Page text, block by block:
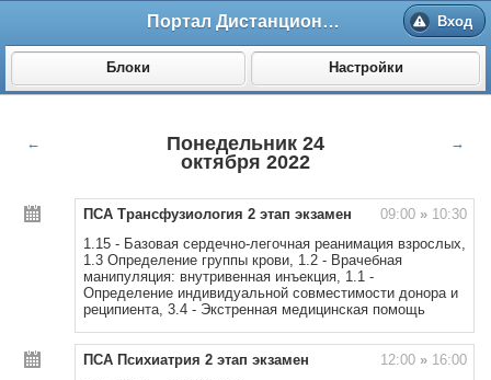
Портал Дистанционного обучения ВолгГМУ Вход
Блоки Настройки
←
Понедельник 24
октября 2022
→
ПСА Трансфузиология 2 этап экзамен 09:00 »10:30
1.15 - Базовая сердечно-легочная реанимация взрослых,
1.3 Определение группы крови, 1.2 - Врачебная
манипуляция: внутривенная инъекция, 1.1 -
Определение индивидуальной совместимости донора и
реципиента, 3.4 - Экстренная медицинская помощь
ПСА Психиатрия 2 этап экзамен 12:00 »16:00